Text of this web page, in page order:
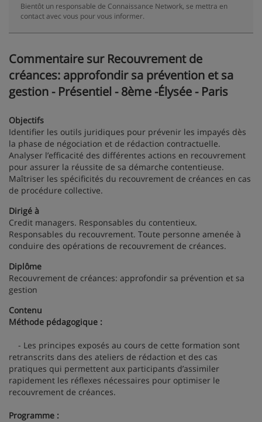
Bientôt un responsable de Connaissance Network, se mettra en
contact avec vous pour vous informer.
Commentaire sur Recouvrement de
créances: approfondir sa prévention et sa
gestion - Présentiel - 8ème -Élysée - Paris
Objectifs
Identifier les outils juridiques pour prévenir les impayés dès
la phase de négociation et de rédaction contractuelle.
Analyser l’efficacité des différentes actions en recouvrement
pour assurer la réussite de sa démarche contentieuse.
Maîtriser les spécificités du recouvrement de créances en cas
de procédure collective.
Dirigé à
Credit managers. Responsables du contentieux.
Responsables du recouvrement. Toute personne amenée à
conduire des opérations de recouvrement de créances.
Diplôme
Recouvrement de créances: approfondir sa prévention et sa
gestion
Contenu
Méthode pédagogique :
- Les principes exposés au cours de cette formation sont
retranscrits dans des ateliers de rédaction et des cas
pratiques qui permettent aux participants d’assimiler
rapidement les réflexes nécessaires pour optimiser le
recouvrement de créances.
Programme :